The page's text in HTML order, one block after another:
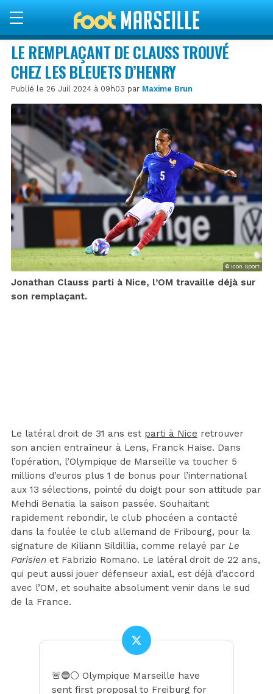
LE REMPLAÇANT DE CLAUSS TROUVÉ
CHEZ LES BLEUETS D’HENRY
Publié le 26 Juil 2024 à 09h03 par Maxime Brun
© Icon Sport
Jonathan Clauss parti à Nice, l’OM travaille déjà sur
son remplaçant.
Le latéral droit de 31 ans est parti à Nice retrouver
son ancien entraîneur à Lens, Franck Haise. Dans
l’opération, l’Olympique de Marseille va toucher 5
millions d’euros plus 1 de bonus pour l’international
aux 13 sélections, pointé du doigt pour son attitude par
Mehdi Benatia la saison passée. Souhaitant
rapidement rebondir, le club phocéen a contacté
dans la foulée le club allemand de Fribourg, pour la
signature de Kiliann Sildillia, comme relayé par Le
Parisien et Fabrizio Romano. Le latéral droit de 22 ans,
qui peut aussi jouer défenseur axial, est déjà d’accord
avec l’OM, et souhaite absolument venir dans le sud
de la France.
🚨🔵⚪️ Olympique Marseille have
sent first proposal to Freiburg for